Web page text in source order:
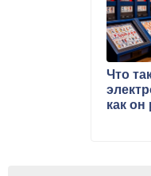
Что
как он